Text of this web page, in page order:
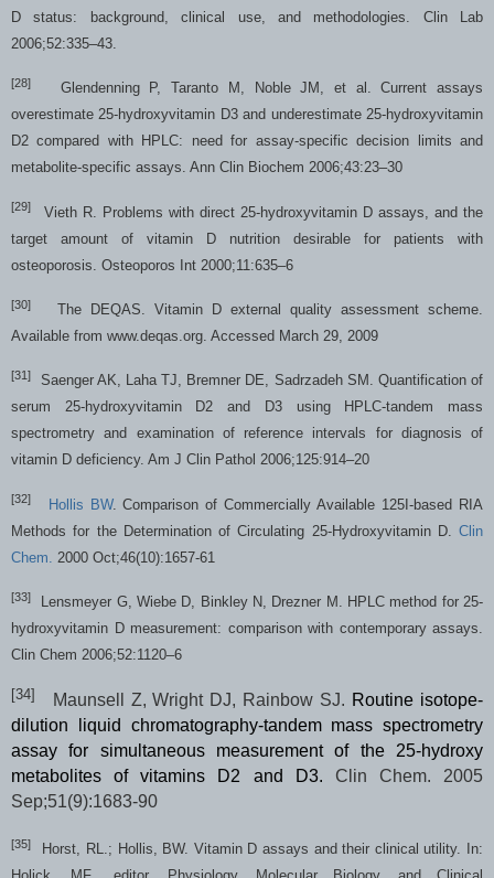
D status: background, clinical use, and methodologies. Clin Lab
2006;52:335–43.
[28]
Glendenning P, Taranto M, Noble JM, et al. Current assays
overestimate 25-hydroxyvitamin D3 and underestimate 25-hydroxyvitamin
D2 compared with HPLC: need for assay-specific decision limits and
metabolite-specific assays. Ann Clin Biochem 2006;43:23–30
[29]
Vieth R. Problems with direct 25-hydroxyvitamin D assays, and the
target amount of vitamin D nutrition desirable for patients with
osteoporosis. Osteoporos Int 2000;11:635–6
[30]
The DEQAS. Vitamin D external quality assessment scheme.
Available from www.deqas.org. Accessed March 29, 2009
[31] Saenger AK, Laha TJ, Bremner DE, Sadrzadeh SM. Quantification of
serum 25-hydroxyvitamin D2 and D3 using HPLC-tandem mass
spectrometry and examination of reference intervals for diagnosis of
vitamin D deficiency. Am J Clin Pathol 2006;125:914–20
[32] Hollis BW.Comparison of Commercially Available 125I-based RIA
Methods for the Determination of Circulating 25-Hydroxyvitamin D. Clin
Chem.
2000 Oct;46(10):1657-61
[33]
Lensmeyer G, Wiebe D, Binkley N, Drezner M. HPLC method for 25-
hydroxyvitamin D measurement: comparison with contemporary assays.
Clin Chem 2006;52:1120–6
[34] Maunsell Z, Wright DJ, Rainbow SJ. Routine isotope-
dilution liquid chromatography-tandem mass spectrometry
assay for simultaneous measurement of the 25-hydroxy
metabolites of vitamins D2 and D3.
Clin Chem. 2005
Sep;51(9):1683-90
[35]
Horst, RL.; Hollis, BW. Vitamin D assays and their clinical utility. In: